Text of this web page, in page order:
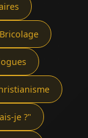
Bricolage
je ?"